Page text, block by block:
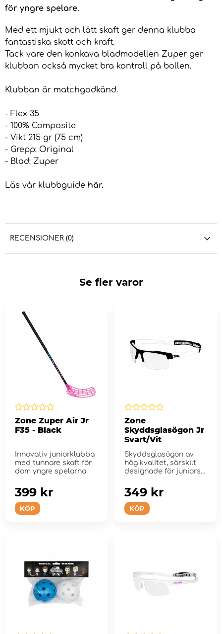
för yngre spelare.
Med ett mjukt och lätt skaft ger denna klubba
fantastiska skott och kraft.
Tack vare den konkava bladmodellen Zuper ger
klubban också mycket bra kontroll på bollen.
Klubban är matchgodkänd.
- Flex 35
- 100% Composite
- Vikt 215 gr (75 cm)
- Grepp: Original
- Blad: Zuper
Läs vår klubbguide här.
RECENSIONER (0)
Se fler varor
Zone Zuper Air Jr
F35 - Black
Innovativ juniorklubba
med tunnare skaft för
dom yngre spelarna.
KÖP
399 kr
Zone
Skyddsglasögon Jr
Svart/Vit
Skyddsglasögon av
hög kvalitet, särskilt
designade för junior­s...
KÖP
349 kr